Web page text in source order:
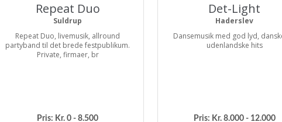
Repeat Duo
Suldrup
Repeat Duo, livemusik, allround
partyband til det brede festpublikum.
Private, firmaer, br
Pris: Kr. 0 - 8.500
Det-Light
Haderslev
Dansemusik med god lyd,
udenlandske hits
Pris: Kr. 8.000 - 12.000